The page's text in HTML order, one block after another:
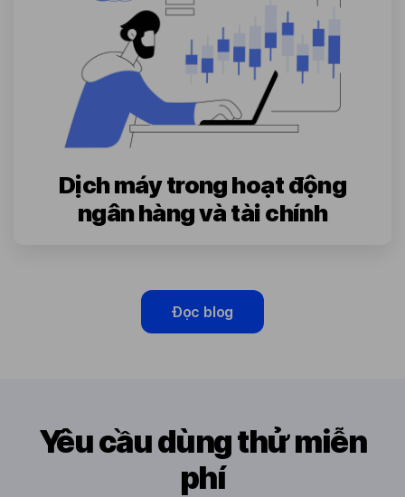
Dịch máy trong hoạt động
ngân hàng và tài chính
Đọc blog
Yêu cầu dùng thử miễn
phí